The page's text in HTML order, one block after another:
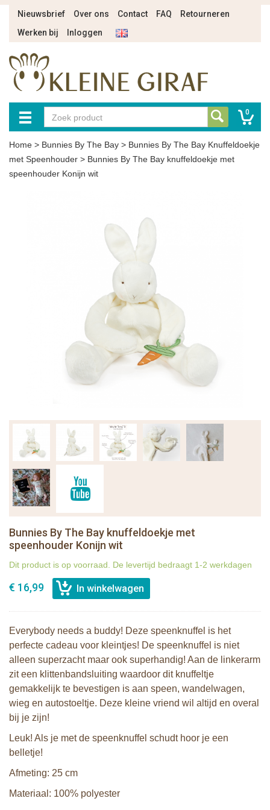
Nieuwsbrief Over ons Contact FAQ
Retourneren
Werken bij
Inloggen
0
Home > Bunnies By The Bay > Bunnies By The Bay Knuffeldoekje
met Speenhouder > Bunnies By The Bay knuffeldoekje met
speenhouder Konijn wit
Bunnies By The Bay knuffeldoekje met
speenhouder Konijn wit
Dit product is op voorraad. De levertijd bedraagt 1-2 werkdagen
€ 16,99
Everybody needs a buddy! Deze speenknuffel is het
perfecte cadeau voor kleintjes! De speenknuffel is niet
alleen superzacht maar ook superhandig! Aan de linkerarm
zit een klittenbandsluiting waardoor dit knuffeltje
gemakkelijk te bevestigen is aan speen, wandelwagen,
wieg en autostoeltje. Deze kleine vriend wil altijd en overal
bij je zijn!
Leuk! Als je met de speenknuffel schudt hoor je een
belletje!
Afmeting: 25 cm
Materiaal: 100% polyester